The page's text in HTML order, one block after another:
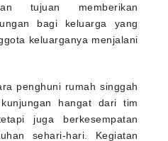
tujuan memberikan
bagi keluarga yang
keluarganya menjalani
penghuni rumah singgah
hangat dari tim
juga berkesempatan
sehari-hari. Kegiatan